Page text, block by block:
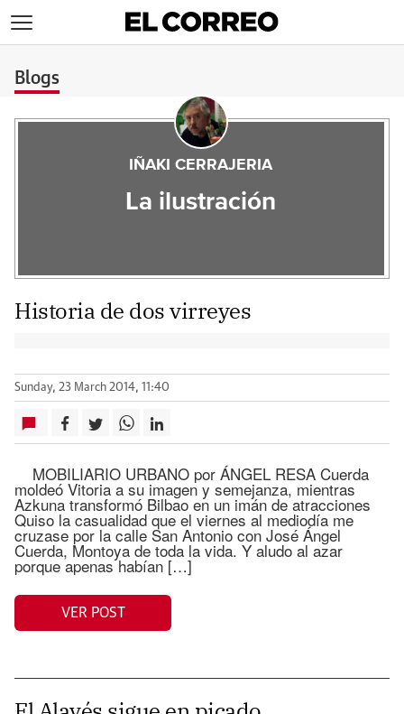
Blogs
IÑAKI CERRAJERIA
La ilustración
Historia de dos virreyes
Sunday, 23 March 2014, 11:40
MOBILIARIO URBANO por ÁNGEL RESA Cuerda
moldeó Vitoria a su imagen y semejanza, mientras
Azkuna transformó Bilbao en un imán de atracciones
Quiso la casualidad que el viernes al mediodía me
cruzase por la calle San Antonio con José Ángel
Cuerda, Montoya de toda la vida. Y aludo al azar
porque apenas habían […]
VER POST